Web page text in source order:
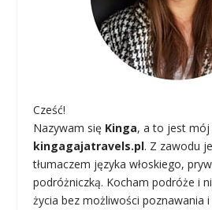
Cześć!
Nazywam się Kinga, a to jest mój
kingagajatravels.pl. Z zawodu
tłumaczem języka włoskiego,
podróżniczką. Kocham podróże i
życia bez możliwości poznawania